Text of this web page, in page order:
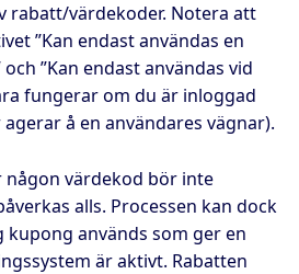
rabatt/värdekoder. Notera att
”Kan endast användas en
”Kan endast användas vid
fungerar om du är inloggad
å en användares vägnar).
någon värdekod bör inte
alls. Processen kan dock
kupong används som ger en
är aktivt. Rabatten